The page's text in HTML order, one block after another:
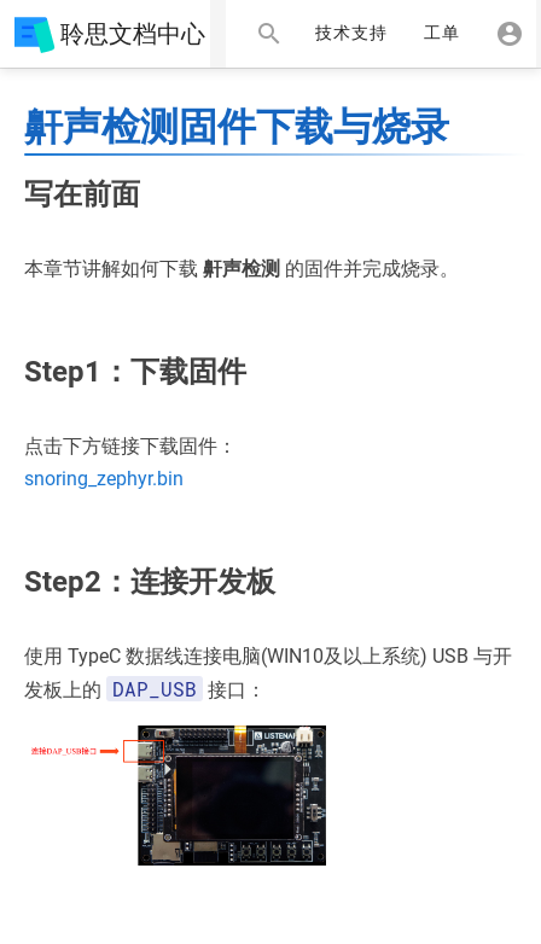
聆思文档中心 技术支持 工单
鼾声检测固件下载与烧录
写在前面
本章节讲解如何下载 鼾声检测 的固件并完成烧录。
Step1：下载固件
点击下方链接下载固件：
snoring_zephyr.bin
Step2：连接开发板
使用 TypeC 数据线连接电脑(WIN10及以上系统) USB 与开
发板上的 DAP_USB 接口：